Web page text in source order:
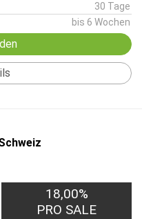
30 Tage
bis 6 Wochen
18,00%
PRO SALE